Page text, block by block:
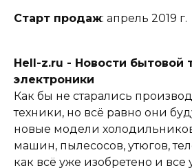
Старт продаж: апрель 2019 г.
Hell-z.ru - Новости бытовой
электроники
Как бы не старались
техники, но всё равно они
новые модели
машин, пылесосов, утюгов,
как всё уже изобретено и